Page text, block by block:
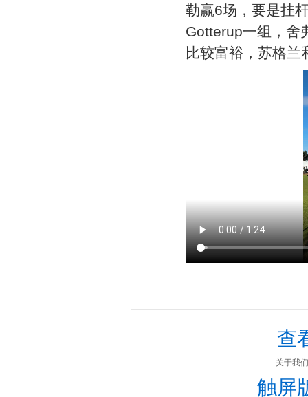
勒赢6场，要是挂
Gotterup一组，舍
比较富裕，苏格兰
查
关于我们
触屏